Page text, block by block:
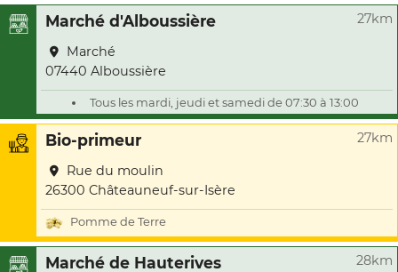
Marché d'Alboussière 27km
Marché
07440 Alboussière
Tous les mardi, jeudi et samedi de 07:30 à 13:00
Bio-primeur 27km
Rue du moulin
26300 Châteauneuf-sur-Isère
Pomme de Terre
Marché de Hauterives 28km